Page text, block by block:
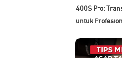
400S Pro:
untuk